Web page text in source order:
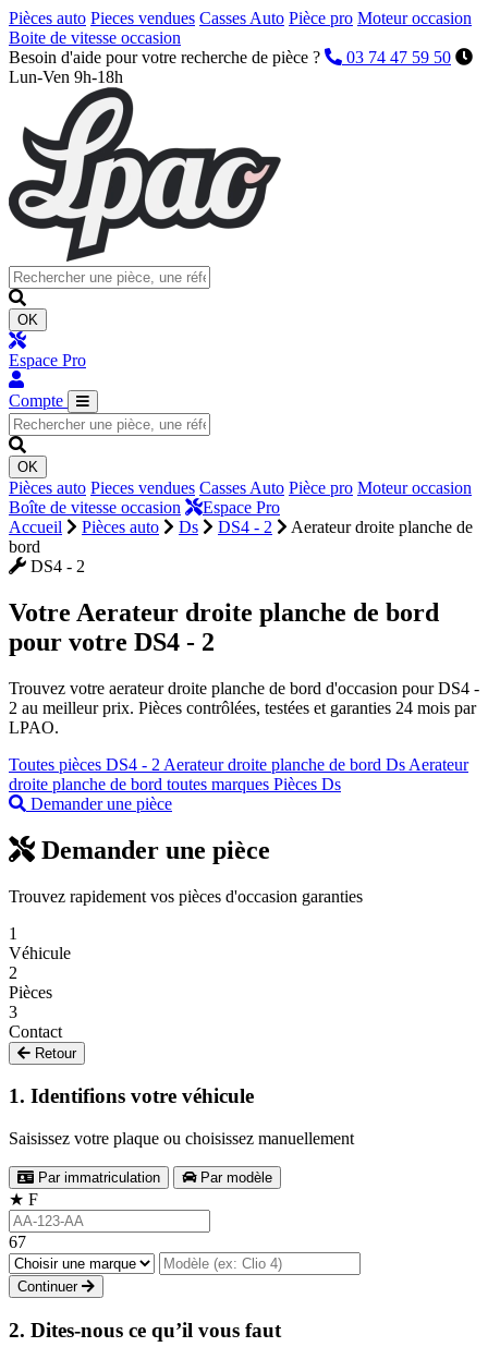
Pièces auto Pieces vendues Casses Auto Pièce pro Moteur occasion
Boite de vitesse occasion
Besoin d'aide pour votre recherche de pièce ?
03 74 47 59 50
Lun-Ven 9h-18h
OK
Espace Pro
Compte
OK
Pièces auto Pieces vendues Casses Auto Pièce pro Moteur occasion
Boîte de vitesse occasion
Espace Pro
Accueil
Pièces auto Ds DS4 - 2
Aerateur droite planche de
bord
DS4 - 2
Votre Aerateur droite planche de bord
pour votre DS4 - 2
Trouvez votre aerateur droite planche de bord d'occasion pour DS4 -
2 au meilleur prix. Pièces contrôlées, testées et garanties 24 mois par
LPAO.
Toutes pièces DS4 - 2 Aerateur droite planche de bord Ds Aerateur
droite planche de bord toutes marques Pièces Ds
Demander une pièce
Demander une pièce
Trouvez rapidement vos pièces d'occasion garanties
1
Véhicule
2
Pièces
3
Contact
Retour
1. Identifions votre véhicule
Saisissez votre plaque ou choisissez manuellement
Par immatriculation Par modèle
★ F
67
Continuer
2. Dites-nous ce qu’il vous faut